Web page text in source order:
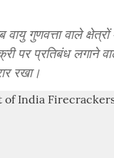
वायु गुणवत्ता वाले
पर प्रतिबंध लगाने
रखा।